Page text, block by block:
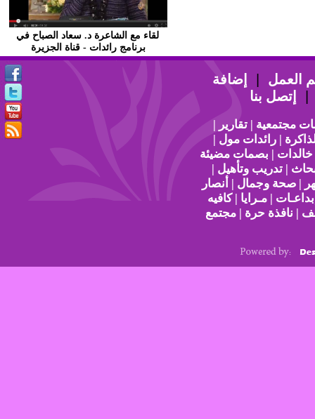
لقاء مع الشاعرة د. سعاد الصباح في
برنامج رائدات - قناة الجزيرة
العمل
إضافة
إتصل بنا
مجتمعية | تقارير |
| رائدات مول |
| بصمات مضيئة
| تدريب وتأهيل |
| صحة وجمال | أنصار
| مـرايا | كافيه
| نافذة حرة | مجتمع